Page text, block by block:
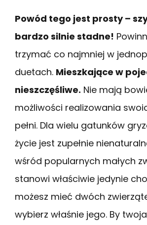
Powód tego jest prosty –
bardzo silnie stadne!
trzymać co najmniej w
duetach. Mieszkające w
nieszczęśliwe. Nie mają
możliwości realizowania
pełni. Dla wielu gatunków
życie jest zupełnie
wśród popularnych małych
stanowi właściwie jedynie
możesz mieć dwóch
wybierz właśnie jego. By